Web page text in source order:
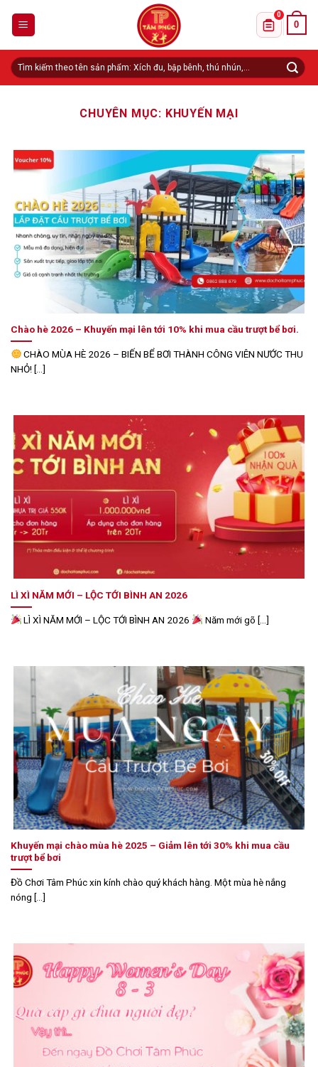
0
Danh sách
0
Tìm
kiếm:
CHUYÊN MỤC: KHUYẾN MẠI
Chào hè 2026 – Khuyến mại lên tới 10% khi mua cầu trượt bể bơi.
CHÀO MÙA HÈ 2026 – BIẾN BỂ BƠI THÀNH CÔNG VIÊN NƯỚC THU
NHỎ! [...]
LÌ XÌ NĂM MỚI – LỘC TỚI BÌNH AN 2026
LÌ XÌ NĂM MỚI – LỘC TỚI BÌNH AN 2026 Năm mới gõ [...]
Khuyến mại chào mùa hè 2025 – Giảm lên tới 30% khi mua cầu
trượt bể bơi
Đồ Chơi Tâm Phúc xin kính chào quý khách hàng. Một mùa hè nắng
nóng [...]